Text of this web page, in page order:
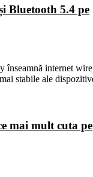
Bluetooth 5.4 pe
înseamnă internet
stabile ale
mai mult cuta pe